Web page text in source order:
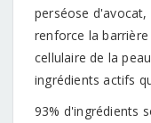
perséose
renforce la
cellulaire de la
ingrédients actifs
93% d'ingrédients